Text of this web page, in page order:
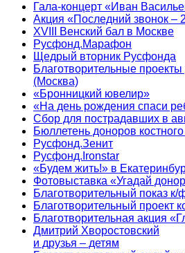
Гала-концерт «Иван
Акция «Последний звонок –
XVIII Венский бал в Москве
Русфонд.Марафон
Щедрый вторник Русфонда
Благотворительные
(Москва)
«Бронницкий ювелир»
«На день рождения спаси
Сбор для пострадавших в
Бюллетень доноров
Русфонд.Зенит
Русфонд.Ironstar
«Будем жить!» в
Фотовыставка «Угадай
Благотворительный показ
Благотворительный проект
Благотворительная акция
Дмитрий Хворостовский
и друзья – детям